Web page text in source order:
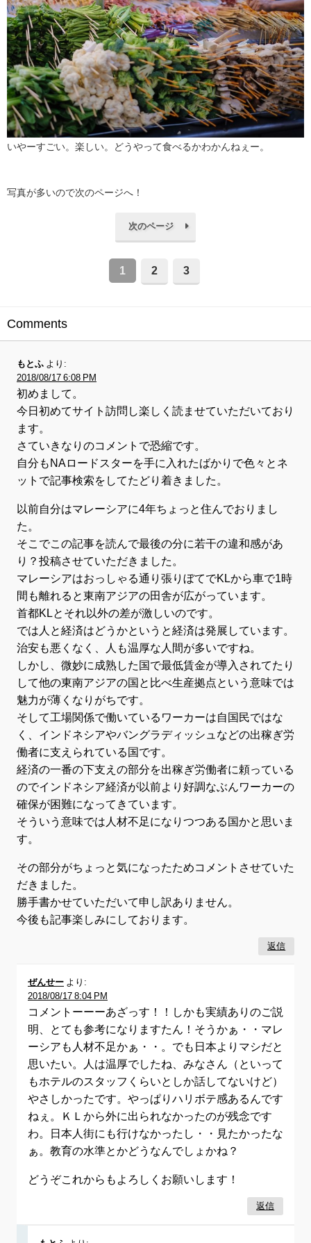
いやーすごい。楽しい。どうやって食べるかわかんねぇー。
写真が多いので次のページへ！
次のページ
1 2 3
Comments
もとふ より:
2018/08/17 6:08 PM
初めまして。
今日初めてサイト訪問し楽しく読ませていただいており
ます。
さていきなりのコメントで恐縮です。
自分もNAロードスターを手に入れたばかりで色々とネ
ットで記事検索をしてたどり着きました。
以前自分はマレーシアに4年ちょっと住んでおりまし
た。
そこでこの記事を読んで最後の分に若干の違和感があ
り？投稿させていただきました。
マレーシアはおっしゃる通り張りぼてでKLから車で1時
間も離れると東南アジアの田舎が広がっています。
首都KLとそれ以外の差が激しいのです。
では人と経済はどうかというと経済は発展しています。
治安も悪くなく、人も温厚な人間が多いですね。
しかし、微妙に成熟した国で最低賃金が導入されてたり
して他の東南アジアの国と比べ生産拠点という意味では
魅力が薄くなりがちです。
そして工場関係で働いているワーカーは自国民ではな
く、インドネシアやバングラディッシュなどの出稼ぎ労
働者に支えられている国です。
経済の一番の下支えの部分を出稼ぎ労働者に頼っている
のでインドネシア経済が以前より好調なぶんワーカーの
確保が困難になってきています。
そういう意味では人材不足になりつつある国かと思いま
す。
その部分がちょっと気になったためコメントさせていた
だきました。
勝手書かせていただいて申し訳ありません。
今後も記事楽しみにしております。
返信
ぜんせー より:
2018/08/17 8:04 PM
コメントーーーあざっす！！しかも実績ありのご説
明、とても参考になりますたん！そうかぁ・・マレ
ーシアも人材不足かぁ・・。でも日本よりマシだと
思いたい。人は温厚でしたね、みなさん（といって
もホテルのスタッフくらいとしか話してないけど）
やさしかったです。やっぱりハリボテ感あるんです
ねぇ。ＫＬから外に出られなかったのが残念です
わ。日本人街にも行けなかったし・・見たかったな
ぁ。教育の水準とかどうなんでしょかね？
どうぞこれからもよろしくお願いします！
返信